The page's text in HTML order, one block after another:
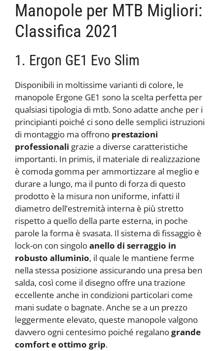
Manopole per MTB Migliori:
Classifica 2021
1. Ergon GE1 Evo Slim
Disponibili in moltissime varianti di colore, le
manopole Ergone GE1 sono la scelta perfetta per
qualsiasi tipologia di mtb. Sono adatte anche per i
principianti poiché ci sono delle semplici istruzioni
di montaggio ma offrono prestazioni
professionali grazie a diverse caratteristiche
importanti. In primis, il materiale di realizzazione
è comoda gomma per ammortizzare al meglio e
durare a lungo, ma il punto di forza di questo
prodotto è la misura non uniforme, infatti il
diametro dell’estremità interna è più stretto
rispetto a quello della parte esterna, in poche
parole la forma è svasata. Il sistema di fissaggio è
lock-on con singoloanello di serraggio in
robusto alluminio, il quale le mantiene ferme
nella stessa posizione assicurando una presa ben
salda, così come il disegno offre una trazione
eccellente anche in condizioni particolari come
mani sudate o bagnate. Anche se a un prezzo
leggermente elevato, queste manopole valgono
davvero ogni centesimo poiché regalanogrande
comfort e ottimo grip.